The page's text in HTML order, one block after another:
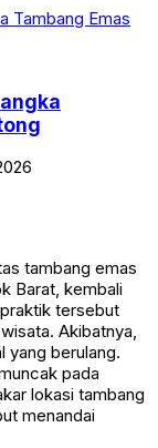
tambang emas
Barat, kembali
tersebut
Akibatnya,
yang berulang.
pada
lokasi tambang
menandai